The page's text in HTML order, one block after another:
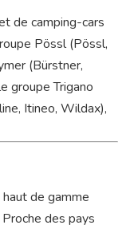
de camping-cars
Pössl (Pössl,
(Bürstner,
groupe Trigano
Itineo, Wildax),
de gamme
des pays